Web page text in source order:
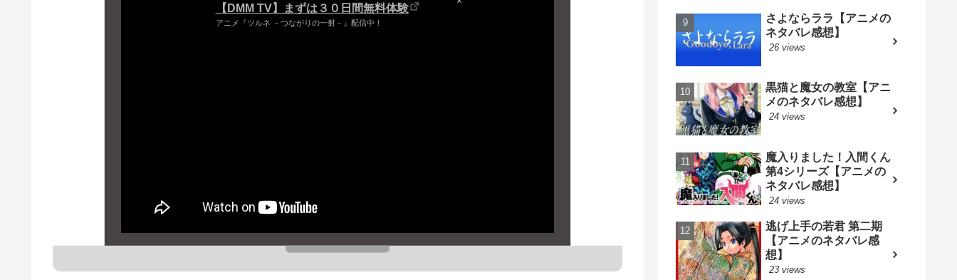
【DMM TV】まずは３０日間無料体験
アニメ『ツルネ －つながりの一射－』配信中！
さよならララ【アニメの
ネタバレ感想】
26 views
黒猫と魔女の教室【アニ
メのネタバレ感想】
24 views
魔入りました！入間くん
第4シリーズ【アニメの
ネタバレ感想】
24 views
逃げ上手の若君 第二期
【アニメのネタバレ感
想】
23 views